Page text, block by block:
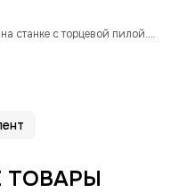
станке с торцевой пилой.
реза и отсутствие
ТОВАРЫ